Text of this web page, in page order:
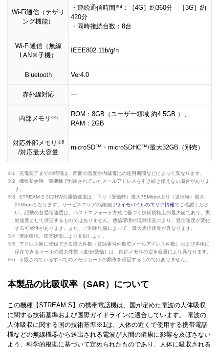
Wi-Fi通信（テザリ
ング機能）
・連続通信時間 ※4 ：［4G］約360分 ［3G］約
420分
・同時接続台数：8台
Wi-Fi通信（無線
LAN※子機）
IEEE802.11b/g/n
Bluetooth Ver4.0
赤外線対応 ―
内部メモリ ※5
ROM：8GB（ユーザー領域:約4.5GB ）、
RAM：2GB
対応外部メモリ ※6
/対応最大容量
microSD™・microSDHC™/最大32GB（別売）
※1
充電完了までの時間は、周囲の温度や内蔵電池の使用期間などによって異なります。
※2
機種変更時、前機種で利用されていたメールアドレスを引き続き使えない場合がありま
す。
※3
STREAM S 302HWの通信速度は、下り（受信時）最大75Mbps/上り（送信時）最大
25Mbpsとなります。サービスエリアの詳細はワイモバイルのエリア情報でご確認くださ
い。記載の各通信速度は、ベストエフォート方式に基づく技術規格上の最大値であり、実
効速度として保証するものではありません。通信環境や混雑状況により、通信速度が変化
する可能性があります。また、ご利用地域によって、最大通信速度が異なります。
※4
使用環境、電波状況により変動します。
※5
アドレス帳に登録できる最大件数（電話番号件数/Eメールアドレス件数）および本体に
保存できるメールの最大件数（送信/受信）は、内部メモリの空き容量により異なります。
※6
市販されているすべてのメモリカードの動作を保証するものではありません。
本製品の比吸収率（SAR）について
この機種【STREAM S】の携帯電話機は、国が定めた電波の人体吸収
に関する技術基準および国際ガイドラインに適合しています。 電波の
人体吸収に関する国の技術基準※1は、人体の近くで使用する携帯電話
機などの無線機器から送出される電波が人間の健康に影響を及ぼさない
よう、科学的根拠に基づいて定められたものであり、人体に吸収される